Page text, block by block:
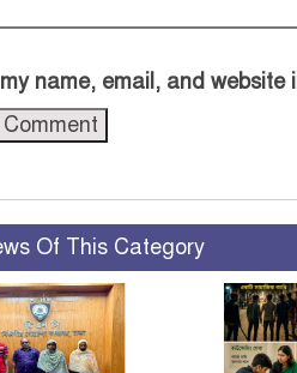
name, email, and
Of This Category